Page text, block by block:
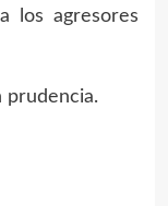
los agresores